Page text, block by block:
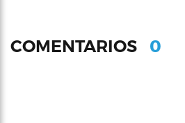
COMENTARIOS 0